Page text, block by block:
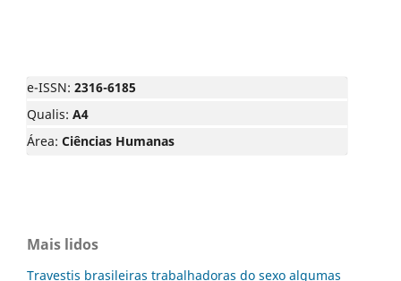
e-ISSN: 2316-6185
Qualis: A4
Área: Ciências Humanas
Mais lidos
Travestis brasileiras trabalhadoras do sexo algumas